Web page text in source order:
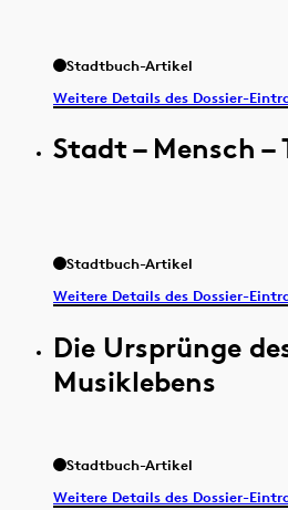
Stadtbuch-Artikel
Weitere Details des Dossier-
Stadt – Mensch –
Stadtbuch-Artikel
Weitere Details des Dossier-
Die Ursprünge
Musiklebens
Stadtbuch-Artikel
Weitere Details des Dossier-